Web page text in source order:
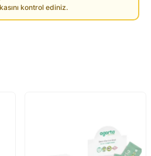
kontrol ediniz.